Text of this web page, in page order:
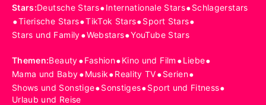
Stars:Deutsche Stars•Internationale Stars•Schlagerstars
•Tierische Stars•TikTok Stars•Sport Stars•
Stars und Family•Webstars•YouTube Stars
Themen:Beauty•Fashion•Kino und Film •Liebe•
Mama und Baby•Musik•Reality TV•Serien•
Shows und Sonstige•Sonstiges•Sport und Fitness•
Urlaub und Reise